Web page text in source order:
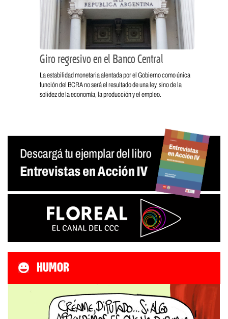
Giro regresivo en el Banco Central
La estabilidad monetaria alentada por el Gobierno como única
función del BCRA no será el resultado de una ley, sino de la
solidez de la economía, la producción y el empleo.
HUMOR